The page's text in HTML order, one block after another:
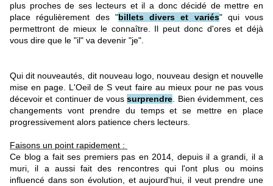
plus proches de ses lecteurs et il a donc décidé de mettre en
place régulièrement des "billets divers et variés" qui vous
permettront de mieux le connaître. Il peut donc d'ores et déjà
vous dire que le "il" va devenir "je".
Qui dit nouveautés, dit nouveau logo, nouveau design et nouvelle
mise en page. L'Oeil de S veut faire au mieux pour ne pas vous
décevoir et continuer de voussurprendre . Bien évidemment, ces
changements vont prendre du temps et se mettre en place
progressivement alors patience chers lecteurs.
Faisons un point rapidement :
Ce blog a fait ses premiers pas en 2014, depuis il a grandi, il a
muri, il a aussi fait des rencontres qui l'ont plus ou moins
influencé dans son évolution, et aujourd'hui, il veut prendre une